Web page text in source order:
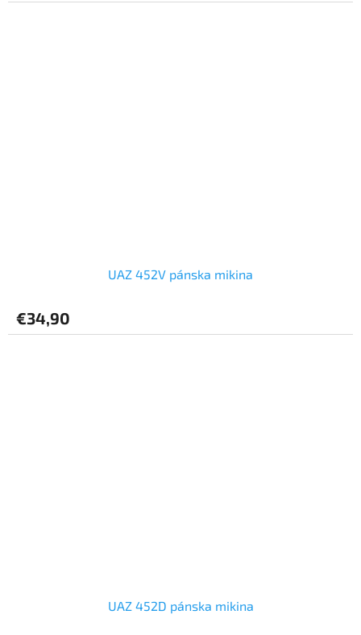
UAZ 452V pánska mikina
€34,90
UAZ 452D pánska mikina